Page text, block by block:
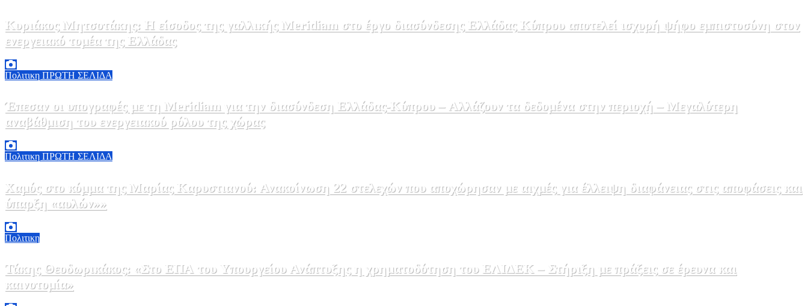
Κυριάκος Μητσοτάκης: Η είσοδος της γαλλικής Meridiam στο έργο διασύνδεσης Ελλάδας Κύπρου αποτελεί ισχυρή ψήφο εμπιστοσύνη στον
ενεργειακό τομέα της Ελλάδας
Πολιτικη ΠΡΩΤΗ ΣΕΛΙΔΑ
Έπεσαν οι υπογραφές με τη Meridiam για την διασύνδεση Ελλάδας-Κύπρου – Αλλάζουν τα δεδομένα στην περιοχή – Μεγαλύτερη
αναβάθμιση του ενεργειακού ρόλου της χώρας
Πολιτικη ΠΡΩΤΗ ΣΕΛΙΔΑ
Χαμός στο κόμμα της Μαρίας Καρυστιανού: Ανακοίνωση 22 στελεχών που αποχώρησαν με αιχμές για έλλειψη διαφάνειας στις αποφάσεις και
ύπαρξη «αυλών»»
Πολιτικη
Τάκης Θεοδωρικάκος: «Στο ΕΠΑ του Υπουργείου Ανάπτυξης η χρηματοδότηση του ΕΛΙΔΕΚ – Στήριξη με πράξεις σε έρευνα και
καινοτομία»